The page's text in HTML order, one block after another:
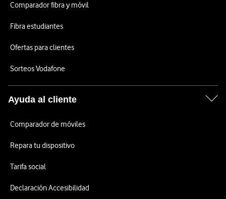
Comparador fibra y móvil
Fibra estudiantes
Ofertas para clientes
Sorteos Vodafone
Ayuda al cliente
Comparador de móviles
Repara tu dispositivo
Tarifa social
Declaración Accesibilidad